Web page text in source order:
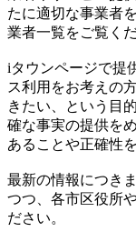
たに適切な事業者
業者一覧をご覧くだ
iタウンページで提
ス利用をお考えの
きたい、という目
確な事実の提供を
あることや正確性
最新の情報につき
つつ、各市区役所
ださい。